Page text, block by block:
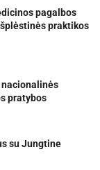
pagalbos
praktikos
pratybos
su Jungtine